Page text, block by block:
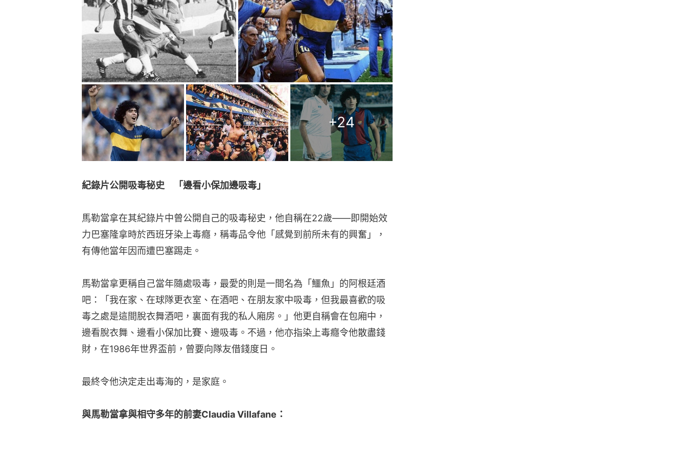
+24
紀錄片公開吸毒秘史　「邊看小保加邊吸毒」
馬勒當拿在其紀錄片中曾公開自己的吸毒秘史，他自稱在22歲——即開始效
力巴塞隆拿時於西班牙染上毒癮，稱毒品令他「感覺到前所未有的興奮」，
有傳他當年因而遭巴塞踢走。
馬勒當拿更稱自己當年隨處吸毒，最愛的則是一間名為「鱷魚」的阿根廷酒
吧：「我在家、在球隊更衣室、在酒吧、在朋友家中吸毒，但我最喜歡的吸
毒之處是這間脫衣舞酒吧，裏面有我的私人廂房。」他更自稱會在包廂中，
邊看脫衣舞、邊看小保加比賽、邊吸毒。不過，他亦指染上毒癮令他散盡錢
財，在1986年世界盃前，曾要向隊友借錢度日。
最終令他決定走出毒海的，是家庭。
與馬勒當拿與相守多年的前妻Claudia Villafane：